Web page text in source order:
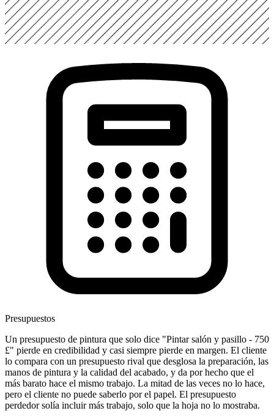
Presupuestos
Un presupuesto de pintura que solo dice "Pintar salón y pasillo - 750
£" pierde en credibilidad y casi siempre pierde en margen. El cliente
lo compara con un presupuesto rival que desglosa la preparación, las
manos de pintura y la calidad del acabado, y da por hecho que el
más barato hace el mismo trabajo. La mitad de las veces no lo hace,
pero el cliente no puede saberlo por el papel. El presupuesto
perdedor solía incluir más trabajo, solo que la hoja no lo mostraba.